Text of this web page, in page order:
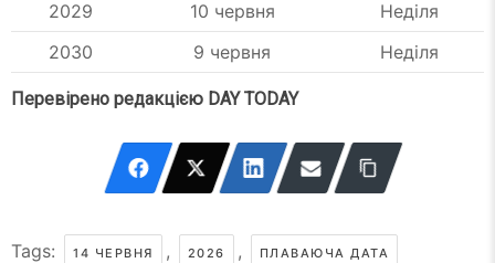
2029
10 червня
Неділя
2030
9 червня Неділя
Перевірено редакцією DAY TODAY
Tags: 14 ЧЕРВНЯ , 2026 , ПЛАВАЮЧА ДАТА